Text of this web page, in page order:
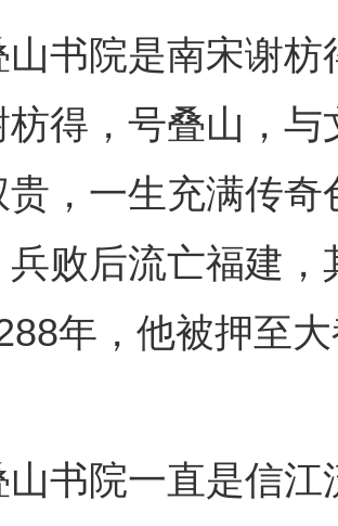
院是南宋谢枋
枋得，号叠山，
贵，一生充满传
兵败后流亡福建
年，他被押至
院一直是信江